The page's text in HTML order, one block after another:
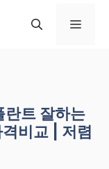
메
란트 잘하는
비교 | 저렴